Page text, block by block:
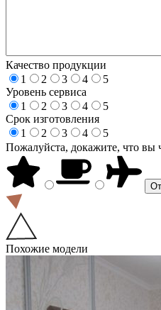
Качество продукции
1
2 3 4
5
Уровень сервиса
1
2 3 4
5
Срок изготовления
1
2 3 4
5
Пожалуйста, докажите, что вы
Похожие модели